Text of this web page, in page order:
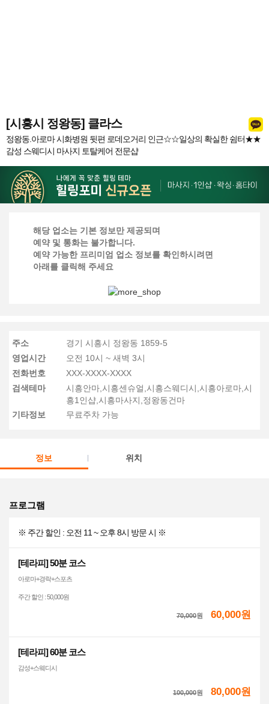
[시흥시 정왕동] 클라스
정왕동.아로마 시화병원 뒷편 로데오거리 인근☆☆일상의 확실한 쉼터★★
감성 스웨디시 마사지 토탈케어 전문샵
해당 업소는 기본 정보만 제공되며
예약 및 통화는 불가합니다.
예약 가능한 프리미엄 업소 정보를 확인하시려면
아래를 클릭해 주세요
주소
경기 시흥시 정왕동 1859-5
영업시간
오전 10시 ~ 새벽 3시
전화번호
XXX-XXXX-XXXX
검색테마
시흥안마,시흥센슈얼,시흥스웨디시,시흥아로마,시
흥1인샵,시흥마사지,정왕동건마
기타정보
무료주차 가능
정보 위치
프로그램
※ 주간 할인 : 오전 11 ~ 오후 8시 방문 시 ※
[테라피] 50분 코스
아로마+경락+스포츠
주간 할인 : 50,000원
70,000원 60,000원
[테라피] 60분 코스
감성+스웨디시
100,000원 80,000원